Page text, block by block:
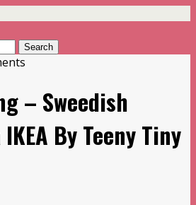
– Sweedish
By Teeny Tiny